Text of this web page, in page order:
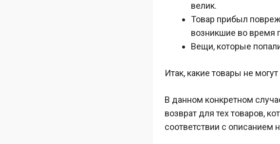
велик.
Товар прибыл
возникшие во время
Вещи, которые
Итак, какие товары не
В данном конкретном
возврат для тех товаров,
соответствии с описанием